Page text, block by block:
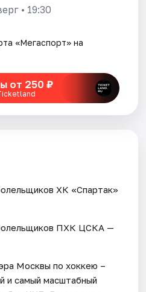
• 19:30
«Мегаспорт» на
от 250 ₽
ХК «Спартак»
ПХК ЦСКА —
Москвы по хоккею –
и самый масштабный